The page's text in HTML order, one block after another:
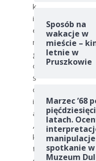
k
i
e
m
g
o
ś
c
i
a
,
k
t
Sposób na
wakacje w
mieście –
letnie w
Pruszkowie
Marzec ’68
latach.
spotkanie w
Muzeum